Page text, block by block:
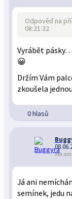
Odpověď na
08:21:32
Vyrábět
😀
Držím Vám
zkoušela
0 hlasů
Já ani
semínek, jedu